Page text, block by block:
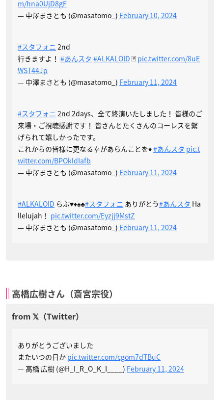
m/hna0UjD8gF
— 中澤まさとも (@masatomo_) February 10, 2024
#スタフォニ 2nd
行きますよ！ #あんスタ #ALKALOID 🃏 pic.twitter.com/8uE
WST44Jp
— 中澤まさとも (@masatomo_) February 11, 2024
#スタフォニ 2nd 2days、全て終演いたしました！ 皆様のご
来場・ご視聴感謝です！ 皆さんとたくさんのコーレスを繋
げられて嬉しかったです。
これからの皆様に更なる幸があらんことを♦️#あんスタ pic.t
witter.com/BPOkldIafb
— 中澤まさとも (@masatomo_) February 11, 2024
#ALKALOID らぶ♥️♦️♠️♣️#スタフォニ ありがとう#あんスタ Ha
llelujah！ pic.twitter.com/Eyzjj9MstZ
— 中澤まさとも (@masatomo_) February 11, 2024
高橋広樹さん（斎宮宗役）
ありがとうございました
またいつの日か pic.twitter.com/cgom7dTBuC
— 高橋 広樹 (@H_I_R_O_K_I____) February 11, 2024